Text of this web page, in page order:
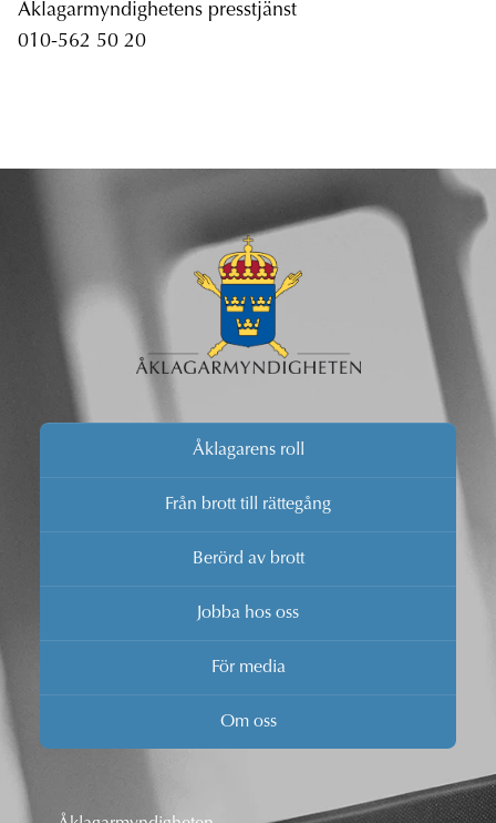
Åklagarmyndighetens presstjänst
010-562 50 20
Åklagarens roll
Från brott till rättegång
Berörd av brott
Jobba hos oss
För media
Om oss